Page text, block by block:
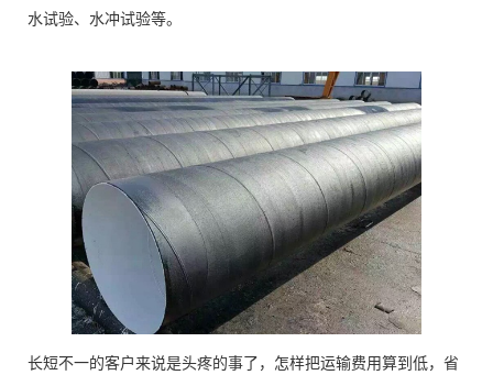
水试验、水冲试验等。
长短不一的客户来说是头疼的事了，怎样把运输费用算到低，省